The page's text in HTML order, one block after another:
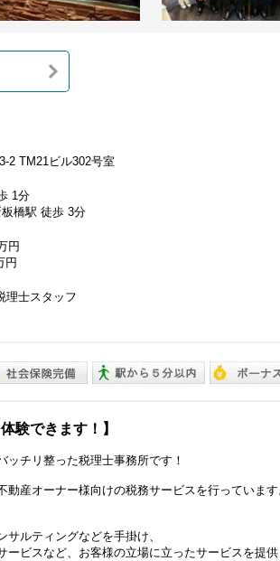
2 TM21ビル302号室
1分
橋駅 徒歩 3分
円
円
理士スタッフ
験できます！】
チリ整った税理士事務所です！
産オーナー様向けの税務サービスを行っています
ルティングなどを手掛け、
ビスなど、お客様の立場に立ったサービスを提供